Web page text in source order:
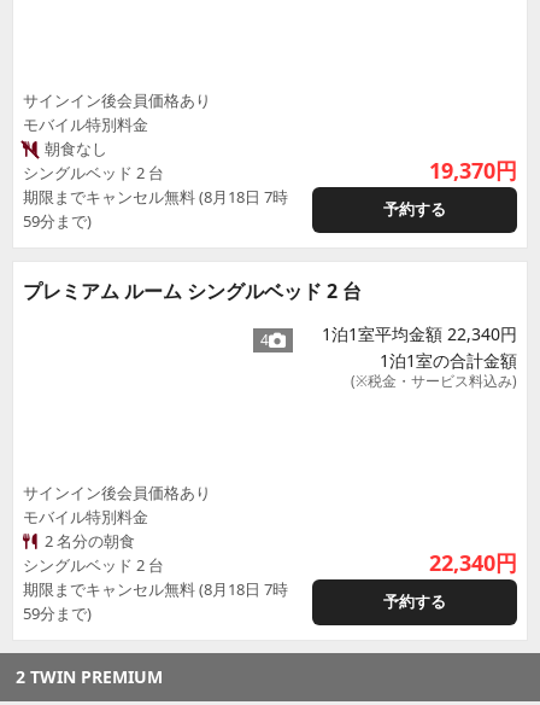
サインイン後会員価格あり
モバイル特別料金
朝食なし
シングルベッド 2 台
期限までキャンセル無料 (8月18日 7時
59分まで)
19,370円
予約する
プレミアム ルーム シングルベッド 2 台
4
サインイン後会員価格あり
モバイル特別料金
2 名分の朝食
シングルベッド 2 台
期限までキャンセル無料 (8月18日 7時
59分まで)
1泊1室平均金額 22,340円
1泊1室の合計金額
(※税金・サービス料込み)
22,340円
予約する
2 TWIN PREMIUM